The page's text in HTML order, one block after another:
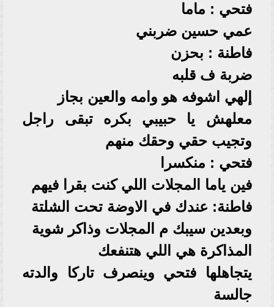
فتحي : ماما
عمي حسين ضربني
فاطنة : بحزن
ضربة ف قلبه
إلهي اشوفه هو وامه والعين بجاز
معلهش يا حبيبي بكره تبقى راجل
وتجيب حقي وحقك منهم
فتحي : منكسرا
فين ياما المجلات اللي كنت بقرا فيهم
فاطنة: عندك في الاوضة تحت الشلتة
وبعدين سيبك م المجلات وذاكر شوية
المذاكرة هي اللي هتنفعك
يتجاهلها فتحي وينصرف تاركا والدته
جالسة